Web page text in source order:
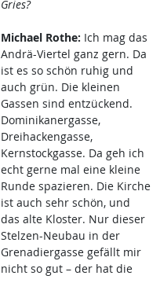
Gries?
Michael Rothe: Ich mag das
Andrä-Viertel ganz gern. Da
ist es so schön ruhig und
auch grün. Die kleinen
Gassen sind entzückend.
Dominikanergasse,
Dreihackengasse,
Kernstockgasse. Da geh ich
echt gerne mal eine kleine
Runde spazieren. Die Kirche
ist auch sehr schön, und
das alte Kloster. Nur dieser
Stelzen-Neubau in der
Grenadiergasse gefällt mir
nicht so gut – der hat die